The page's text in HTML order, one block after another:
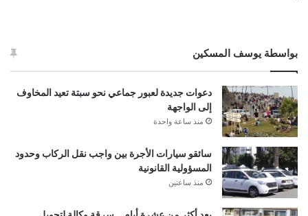
بواسطة يوسف المسكين
دعوات جديدة لعبور جماعي نحو سبتة تعيد المخاوف
إلى الواجهة
منذ ساعة واحدة
سائقو سيارات الأجرة بين واجب نقل الركاب وحدود
المسؤولية القانونية
منذ ساعتين